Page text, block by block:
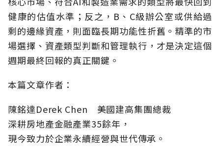
健康的估值水準；反之，B、C級辦公室或供給過
剩的邊緣資產，則面臨長期功能性折舊。精準的市
場選擇、資產類型判斷和管理執行，才是決定這個
週期最終回報的真正關鍵。
本篇文章作者：
陳銘達Derek Chen 美國建高集團總裁
深耕房地產金融產業35餘年，
現今致力於企業永續經營與世代傳承。